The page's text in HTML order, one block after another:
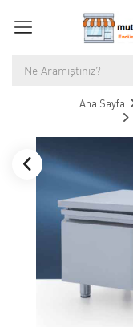
Ana Sayfa